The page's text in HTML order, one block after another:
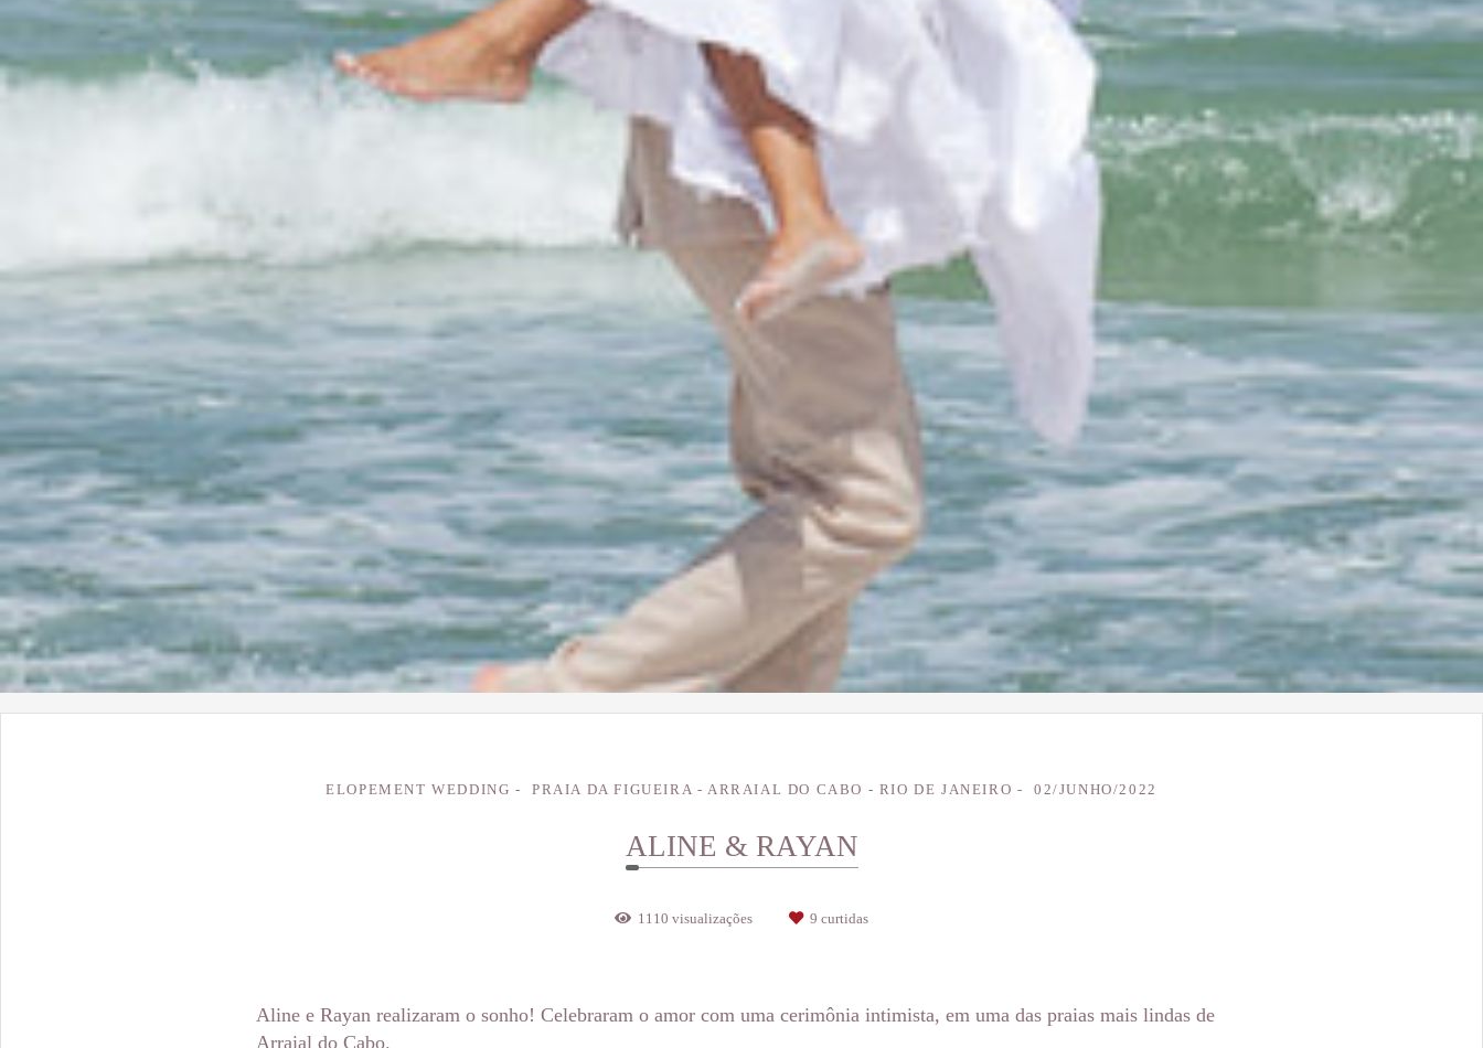
ELOPEMENT WEDDING PRAIA DA FIGUEIRA - ARRAIAL DO CABO - RIO DE JANEIRO 02/JUNHO/2022
ALINE & RAYAN
1110 visualizações 9 curtidas
Aline e Rayan realizaram o sonho! Celebraram o amor com uma cerimônia intimista, em uma das praias mais lindas de
Arraial do Cabo.